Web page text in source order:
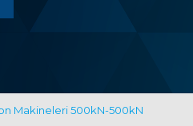
Makineleri 500kN-500kN